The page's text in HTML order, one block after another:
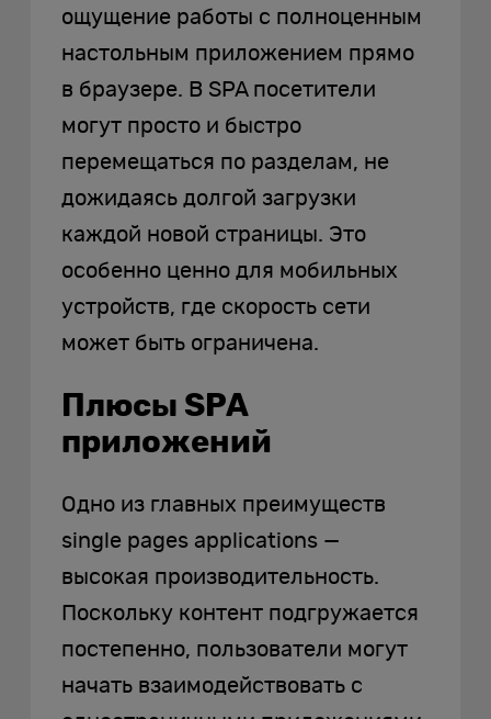
ощущение работы с полноценным
настольным приложением прямо
в браузере. В SPA посетители
могут просто и быстро
перемещаться по разделам, не
дожидаясь долгой загрузки
каждой новой страницы. Это
особенно ценно для мобильных
устройств, где скорость сети
может быть ограничена.
Плюсы SPA
приложений
Одно из главных преимуществ
single pages applications —
высокая производительность.
Поскольку контент подгружается
постепенно, пользователи могут
начать взаимодействовать с